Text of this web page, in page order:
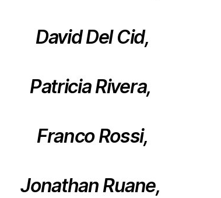
David Del Cid,
Patricia Rivera,
Franco Rossi,
Jonathan Ruane,